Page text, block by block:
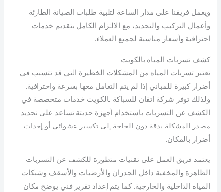
ويعمل فريقنا على مدار الساعة لتلبية طلبات الصيانة الطارئة
وأعمال التركيب والتجديد، مع الالتزام الكامل بتقديم خدمات
احترافية وأسعار مناسبة لجميع العملاء.
كشف تسربات المياه بالكويت
تعتبر تسربات المياه من المشكلات الخطيرة التي قد تتسبب في
أضرار كبيرة للمباني إذا لم يتم التعامل معها بسرعة واحترافية.
ولذلك توفر شركة اتقان للسباكة بالكويت خدمات متخصصة في
الكشف عن التسربات باستخدام أجهزة حديثة تساعد على تحديد
مصدر المشكلة بدقة دون الحاجة إلى تكسير عشوائي أو إحداث
أضرار بالمكان.
يعتمد فريق العمل على تقنيات متطورة للكشف عن التسربات
الظاهرة والمخفية داخل الجدران والأرضيات والأسقف وشبكات
المياه الداخلية والخارجية. كما يتم إعداد تقرير فني يوضح مكان